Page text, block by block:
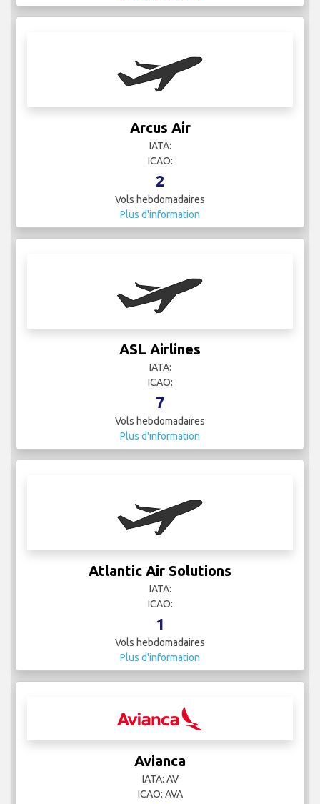
Arcus Air
IATA:
ICAO:
2
Vols hebdomadaires
Plus d'information
ASL Airlines
IATA:
ICAO:
7
Vols hebdomadaires
Plus d'information
Atlantic Air Solutions
IATA:
ICAO:
1
Vols hebdomadaires
Plus d'information
Avianca
IATA: AV
ICAO: AVA